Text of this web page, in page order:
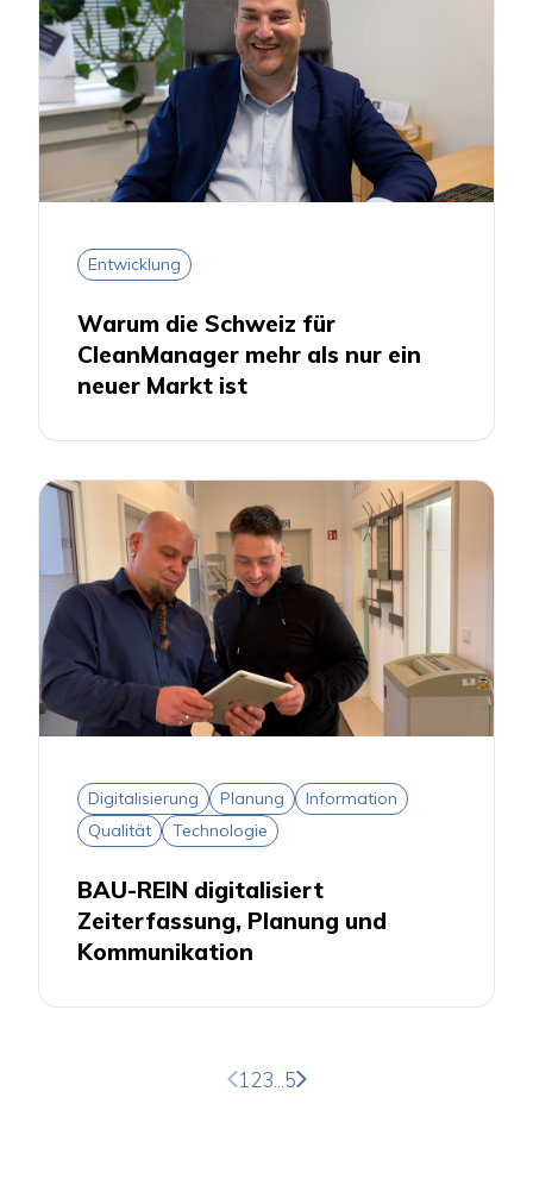
Entwicklung
Warum die Schweiz für
CleanManager mehr als nur ein
neuer Markt ist
Digitalisierung Planung
Information
Qualität
Technologie
BAU-REIN digitalisiert
Zeiterfassung, Planung und
Kommunikation
Vorherige Seite
1 23 5 Nächste Seite